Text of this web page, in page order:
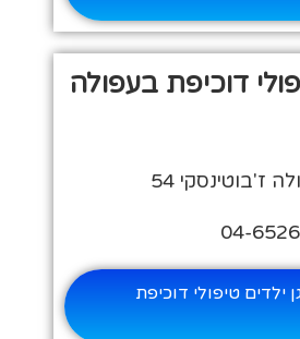
דוכיפת בעפולה
ז'בוטינסקי 54
טיפולי דוכיפת